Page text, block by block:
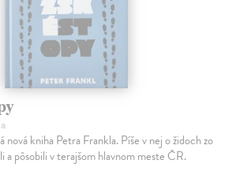
nová kniha Petra Frankla. Píše v nej o židoch zo
a pôsobili v terajšom hlavnom meste ČR.